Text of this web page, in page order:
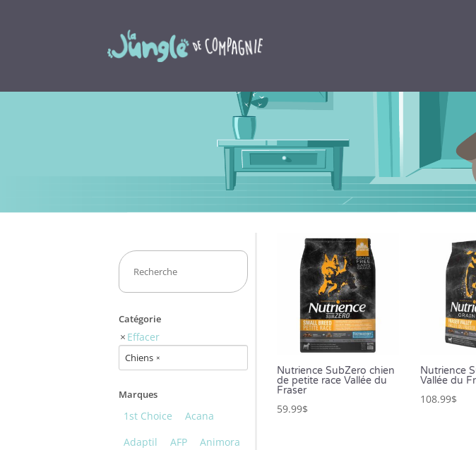
Catégorie
Effacer
Chiens ×
Marques
1st Choice
Acana
Adaptil
AFP
Animora
Nutrience SubZero chien
de petite race Vallée du
Fraser
59.99$
Nutrience
Vallée du
108.99$